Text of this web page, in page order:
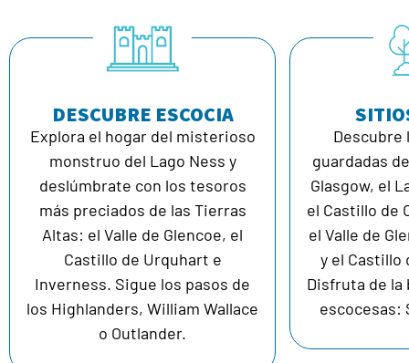
DESCUBRE ESCOCIA
Explora el hogar del misterioso
monstruo del Lago Ness y
deslúmbrate con los tesoros
más preciados de las Tierras
Altas: el Valle de Glencoe, el
Castillo de Urquhart e
Inverness. Sigue los pasos de
los Highlanders, William Wallace
o Outlander.
Descubre
guardadas
Glasgow, el
el Castillo de
el Valle de
y el Castillo
Disfruta de la
escocesas: